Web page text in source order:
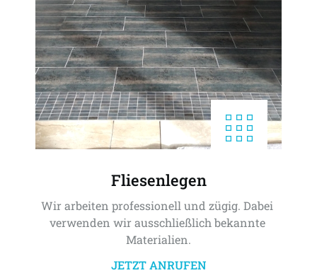
Fliesenlegen
Wir arbeiten professionell und zügig. Dabei
verwenden wir ausschließlich bekannte
Materialien.
JETZT ANRUFEN